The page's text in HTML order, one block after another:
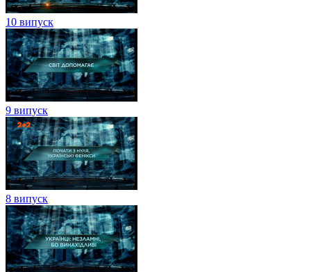
10 випуск
9 випуск
8 випуск